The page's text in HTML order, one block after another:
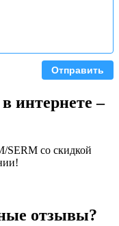
Отправить
интернете –
SERM со скидкой
отзывы?